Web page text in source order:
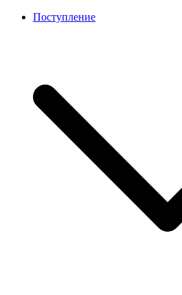
Поступление